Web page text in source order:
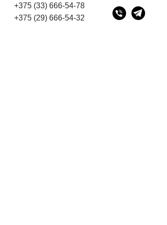
54-32
54-78
переулок Промышленный 16,